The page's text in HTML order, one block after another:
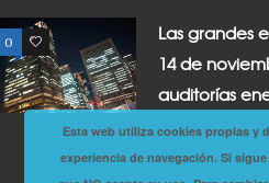
0 0
Las grandes
14 de
auditorías
Esta web utiliza cookies propias y
experiencia de navegación. Si